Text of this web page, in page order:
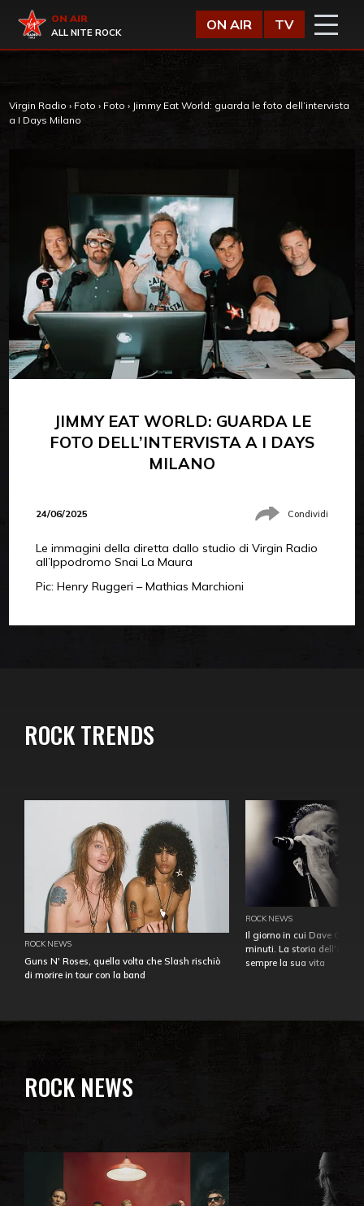
Virgin Radio
ON AIR
ALL NITE ROCK
ON AIR TV
Virgin Radio › Foto › Foto › Jimmy Eat World: guarda le foto dell’intervista
a I Days Milano
JIMMY EAT WORLD: GUARDA LE
FOTO DELL’INTERVISTA A I DAYS
MILANO
24/06/2025 Condividi
Le immagini della diretta dallo studio di Virgin Radio
all’Ippodromo Snai La Maura
Pic: Henry Ruggeri – Mathias Marchioni
ROCK TRENDS
ROCK NEWS
Guns N' Roses, quella volta che Slash rischiò
di morire in tour con la band
ROCK NEWS
Il giorno in cui Dave
minuti. La storia
sempre la sua vita
ROCK NEWS